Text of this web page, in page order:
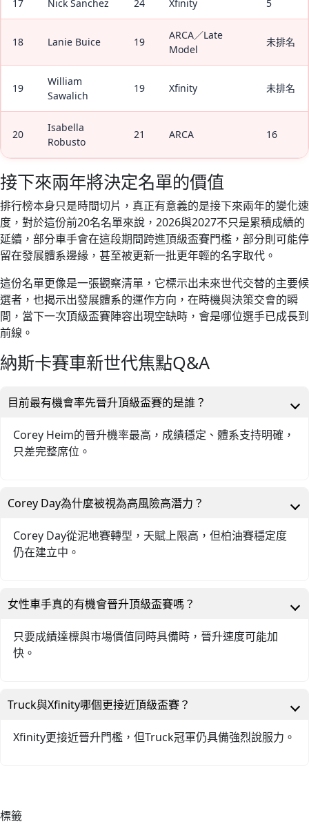
17 Nick Sanchez 24 Xfinity 5
18 Lanie Buice 19
ARCA／Late
Model
未排名
19
William
Sawalich
19 Xfinity 未排名
20
Isabella
Robusto
21 ARCA 16
接下來兩年將決定名單的價值
排行榜本身只是時間切片，真正有意義的是接下來兩年的變化速
度，對於這份前20名名單來說，2026與2027不只是累積成績的
延續，部分車手會在這段期間跨進頂級盃賽門檻，部分則可能停
留在發展體系邊緣，甚至被更新一批更年輕的名字取代。
這份名單更像是一張觀察清單，它標示出未來世代交替的主要候
選者，也揭示出發展體系的運作方向，在時機與決策交會的瞬
間，當下一次頂級盃賽陣容出現空缺時，會是哪位選手已成長到
前線。
納斯卡賽車新世代焦點Q&A
目前最有機會率先晉升頂級盃賽的是誰？
Corey Heim的晉升機率最高，成績穩定、體系支持明確，
只差完整席位。
Corey Day為什麼被視為高風險高潛力？
Corey Day從泥地賽轉型，天賦上限高，但柏油賽穩定度
仍在建立中。
女性車手真的有機會晉升頂級盃賽嗎？
只要成績達標與市場價值同時具備時，晉升速度可能加
快。
Truck與Xfinity哪個更接近頂級盃賽？
Xfinity更接近晉升門檻，但Truck冠軍仍具備強烈說服力。
標籤